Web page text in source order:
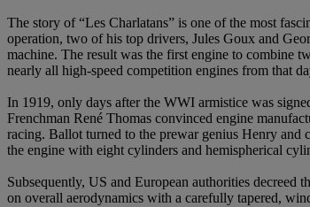
The story of “Les Charlatans” is one of the most
operation, two of his top drivers, Jules Goux and
machine. The result was the first engine to combine
nearly all high-speed competition engines from that
In 1919, only days after the WWI armistice was
Frenchman René Thomas convinced engine
racing. Ballot turned to the prewar genius Henry and
the engine with eight cylinders and hemispherical
Subsequently, US and European authorities
on overall aerodynamics with a carefully tapered,